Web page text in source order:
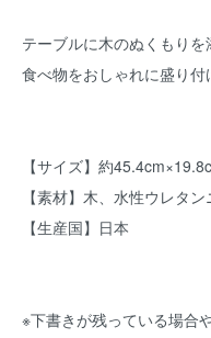
テーブルに木のぬくもりを
食べ物をおしゃれに盛り付
【サイズ】約
【素材】木、水性ウレタン
【生産国】日本
※下書きが残っている場合